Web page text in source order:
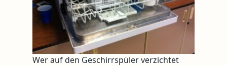
Wer auf den Geschirrspüler verzichtet